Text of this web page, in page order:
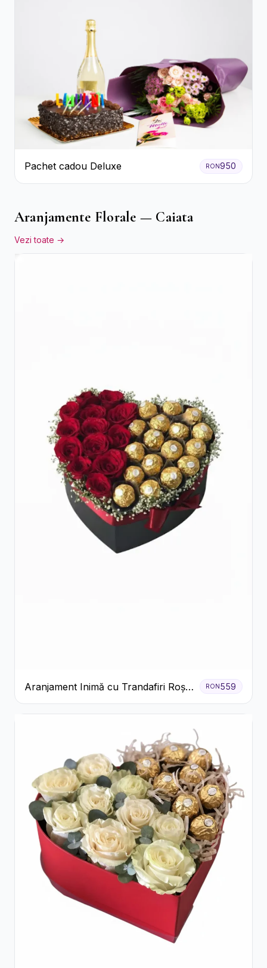
Pachet cadou Deluxe RON950
Aranjamente Florale — Caiata
Vezi toate →
Aranjament Inimă cu Trandafiri Roșii
și Ciocolată Ferrero Rocher
RON 559